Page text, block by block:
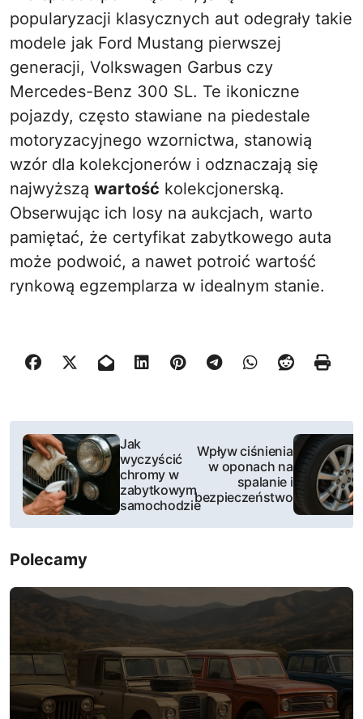
popularyzacji klasycznych aut odegrały takie
modele jak Ford Mustang pierwszej
generacji, Volkswagen Garbus czy
Mercedes-Benz 300 SL. Te ikoniczne
pojazdy, często stawiane na piedestale
motoryzacyjnego wzornictwa, stanowią
wzór dla kolekcjonerów i odznaczają się
najwyższą wartość kolekcjonerską.
Obserwując ich losy na aukcjach, warto
pamiętać, że certyfikat zabytkowego auta
może podwoić, a nawet potroić wartość
rynkową egzemplarza w idealnym stanie.
N
w
i
g
a
c
j
a
Jak
wyczyścić
chromy w
zabytkowym
samochodzie
Wpływ ciśnienia
w oponach na
spalanie i
bezpieczeństwo
Polecamy